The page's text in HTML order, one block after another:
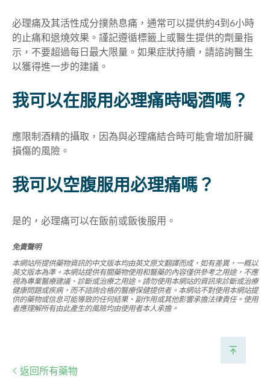
必理痛及其活性成分撲熱息痛，通常可以提供約4到6小時
的止痛和退燒效果。謹記遵循標籤上或醫生提供的劑量指
示，不要超過每日最大限量。如果症狀持續，請諮詢醫生
以獲得進一步的建議。
我可以在服用必理痛時喝酒嗎？
應限制酒精的攝取，因為與必理痛結合時可能會增加肝臟
損傷的風險。
我可以空腹服用必理痛嗎？
是的，必理痛可以在飯前或飯後服用。
免責聲明
本網站所提供藥物資訊的中文版本均由英文原文翻譯而成，如有差異，一概以
英文版本為準。本網站提供有關藥物使用和醫藥的內容僅供參考之用途，不應
視為專業醫療建議、診斷或治療之用途。請勿使用本網站的資訊來診斷或治療
健康問題或疾病，而不諮詢合格的醫療保健提供者。本網站不對使用本網站提
供的藥物或信息可能導致的任何結果、副作用或其他影響承擔法律責任。使用
者應理解所有由此產生的風險均由使用者本人承擔。
返回所有藥物